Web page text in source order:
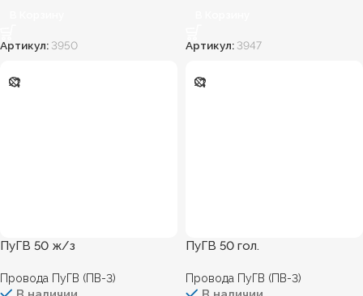
Артикул: 3950 Артикул: 3947
ПуГВ 50 ж/з
Провода ПуГВ (ПВ-3)
ПуГВ 50 гол.
Провода ПуГВ (ПВ-3)